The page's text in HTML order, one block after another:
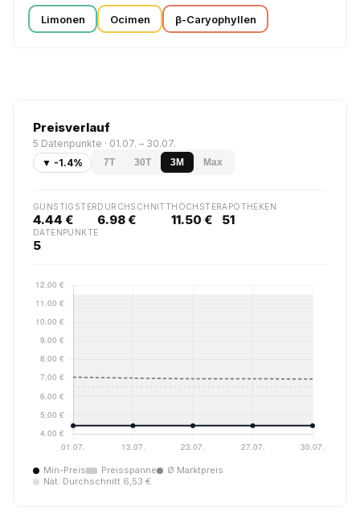
Limonen Ocimen β-Caryophyllen
Preisverlauf
5 Datenpunkte · 01.07. – 30.07.
▼ -1.4%
7T 30T 3M Max
GÜNSTIGSTER
4.44 €
DURCHSCHNITT
6.98 €
HÖCHSTER
11.50 €
APOTHEKEN
51
DATENPUNKTE
5
Min-Preis Preisspanne
Ø Marktpreis
Nat. Durchschnitt 6,53 €